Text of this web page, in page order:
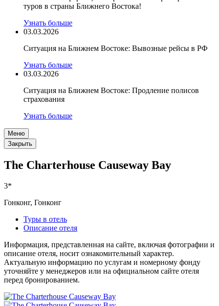
туров в страны Ближнего Востока!
Узнать больше
03.03.2026
Ситуация на Ближнем Востоке: Вывозные рейсы в РФ
Узнать больше
03.03.2026
Ситуация на Ближнем Востоке: Продление полисов
страхования
Узнать больше
Меню
Закрыть
The Charterhouse Causeway Bay
3*
Гонконг, Гонконг
Туры в отель
Описание отеля
Информация, представленная на сайте, включая фотографии и
описание отеля, носит ознакомительный характер.
Актуальную информацию по услугам и номерному фонду
уточняйте у менеджеров или на официальном сайте отеля
перед бронированием.